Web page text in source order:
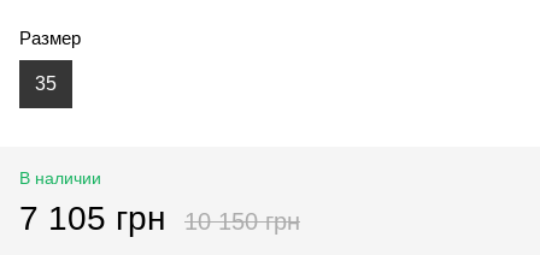
Размер
35
В наличии
7 105 грн 10 150 грн